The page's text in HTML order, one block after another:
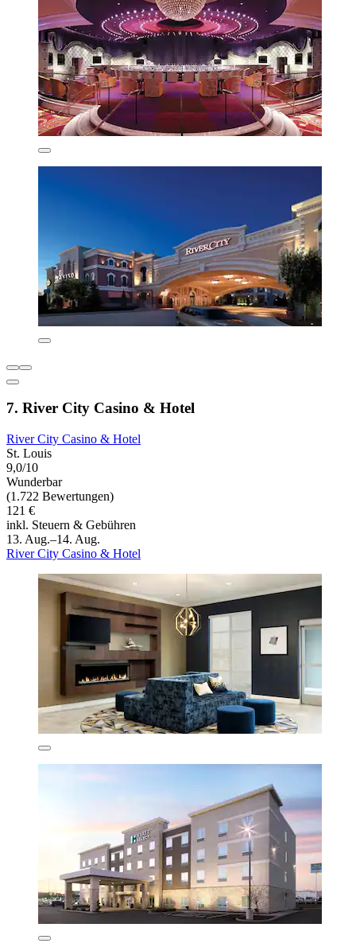
7. River City Casino & Hotel
River City Casino & Hotel
St. Louis
9,0/10
Wunderbar
(1.722 Bewertungen)
121 €
inkl. Steuern & Gebühren
13. Aug.–14. Aug.
River City Casino & Hotel